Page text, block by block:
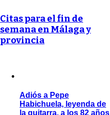
Citas para el fin de
semana en Málaga y
provincia
Adiós a Pepe
Habichuela, leyenda de
la guitarra, a los 82 años